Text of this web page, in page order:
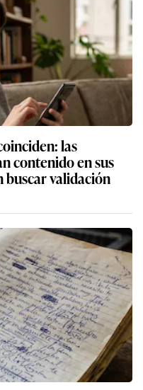
las
contenido en sus
buscar validación